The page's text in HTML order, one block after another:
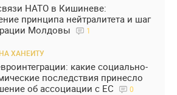
НАТО в Кишиневе:
принципа нейтралитета и шаг
Молдовы
1
ХАНЕИТУ
какие социально-
последствия принесло
об ассоциации с ЕС
0